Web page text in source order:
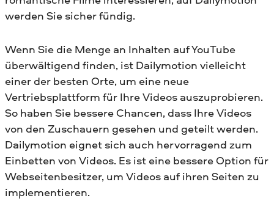
werden Sie sicher fündig.
Wenn Sie die Menge an Inhalten auf YouTube
überwältigend finden, ist Dailymotion vielleicht
einer der besten Orte, um eine neue
Vertriebsplattform für Ihre Videos auszuprobieren.
So haben Sie bessere Chancen, dass Ihre Videos
von den Zuschauern gesehen und geteilt werden.
Dailymotion eignet sich auch hervorragend zum
Einbetten von Videos. Es ist eine bessere Option für
Webseitenbesitzer, um Videos auf ihren Seiten zu
implementieren.